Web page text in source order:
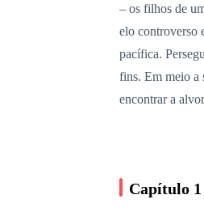
– os filhos de
elo controverso
pacífica.
fins. Em meio a
encontrar a
Capítulo 1